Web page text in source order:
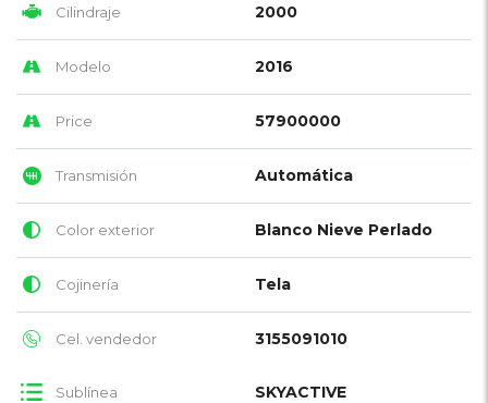
Cilindraje 2000
Modelo 2016
Price 57900000
Transmisión Automática
Color exterior Blanco Nieve Perlado
Cojinería Tela
Cel. vendedor 3155091010
Sublínea SKYACTIVE